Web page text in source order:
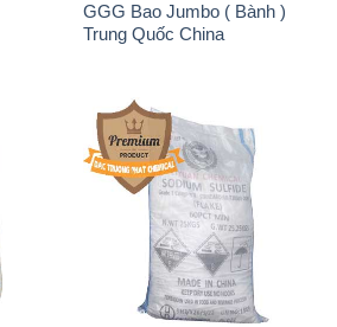
GGG Bao Jumbo ( Bành )
Trung Quốc China